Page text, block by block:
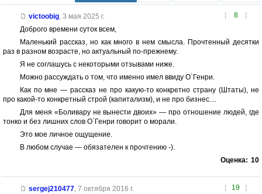
[ 8 ]
victoobig, 3 мая 2025 г.
Доброго времени суток всем,
Маленький рассказ, но как много в нем смысла. Прочтенный десятки
раз в разном возрасте, но актуальный по-прежнему.
Я не соглашусь с некоторыми отзывами ниже.
Можно рассуждать о том, что именно имел ввиду О`Генри.
Как по мне — рассказ не про какую-то конкретно страну (Штаты), не
про какой-то конкретный строй (капитализм), и не про бизнес....
Для меня «Боливару не вынести двоих» — про отношение людей, где
тонко и без лишних слов О`Генри говорит о морали.
Это мое личное ощущение.
В любом случае — обязателен к прочтению -).
Оценка: 10
[ 19 ]
sergej210477, 7 октября 2016 г.